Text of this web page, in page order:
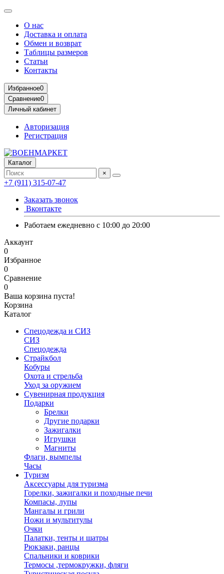
О нас
Доставка и оплата
Обмен и возврат
Таблицы размеров
Статьи
Контакты
Избранное0
Сравнение0
Личный кабинет
Авторизация
Регистрация
Каталог
×
+7 (911) 315-07-47
Заказать звонок
Вконтакте
Работаем ежедневно с 10:00 до 20:00
Аккаунт
0
Избранное
0
Сравнение
0
Ваша корзина пуста!
Корзина
Каталог
Спецодежда и СИЗ
СИЗ
Спецодежда
Страйкбол
Кобуры
Охота и стрельба
Уход за оружием
Сувенирная продукция
Подарки
Брелки
Другие подарки
Зажигалки
Игрушки
Магниты
Флаги, вымпелы
Часы
Туризм
Аксессуары для туризма
Горелки, зажигалки и походные печи
Компасы, лупы
Мангалы и грили
Ножи и мультитулы
Очки
Палатки, тенты и шатры
Рюкзаки, ранцы
Спальники и коврики
Термосы ,термокружки, фляги